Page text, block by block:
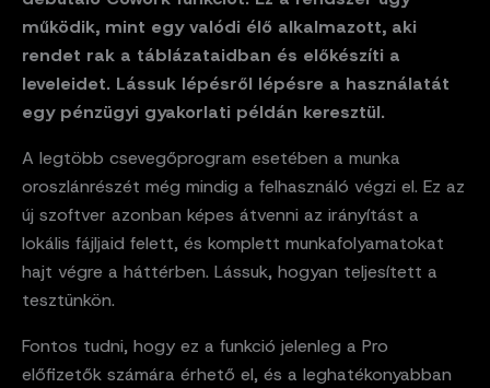
működik, mint egy valódi élő alkalmazott, aki
rendet rak a táblázataidban és előkészíti a
leveleidet. Lássuk lépésről lépésre a használatát
egy pénzügyi gyakorlati példán keresztül.
A legtöbb csevegőprogram esetében a munka
oroszlánrészét még mindig a felhasználó végzi el. Ez az
új szoftver azonban képes átvenni az irányítást a
lokális fájljaid felett, és komplett munkafolyamatokat
hajt végre a háttérben. Lássuk, hogyan teljesített a
tesztünkön.
Fontos tudni, hogy ez a funkció jelenleg a Pro
előfizetők számára érhető el, és a leghatékonyabban